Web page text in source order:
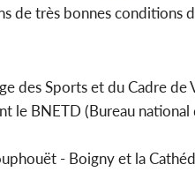
de très bonnes conditions
des Sports et du Cadre
le BNETD (Bureau
- Boigny et la